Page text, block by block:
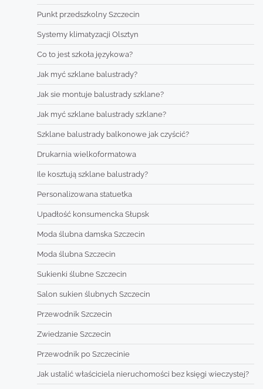
Punkt przedszkolny Szczecin
Systemy klimatyzacji Olsztyn
Co to jest szkoła językowa?
Jak myć szklane balustrady?
Jak sie montuje balustrady szklane?
Jak myć szklane balustrady szklane?
Szklane balustrady balkonowe jak czyścić?
Drukarnia wielkoformatowa
Ile kosztują szklane balustrady?
Personalizowana statuetka
Upadłość konsumencka Słupsk
Moda ślubna damska Szczecin
Moda ślubna Szczecin
Sukienki ślubne Szczecin
Salon sukien ślubnych Szczecin
Przewodnik Szczecin
Zwiedzanie Szczecin
Przewodnik po Szczecinie
Jak ustalić właściciela nieruchomości bez księgi wieczystej?